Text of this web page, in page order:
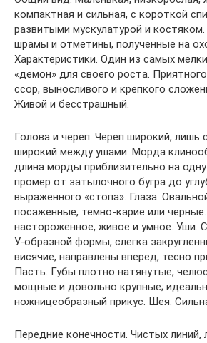
компактная и сильная, с короткой
развитыми мускулатурой и
шрамы и отметины, полученные на
Характеристики. Один из самых
«демон» для своего роста.
ссор, выносливого и крепкого
Живой и бесстрашный.
Голова и череп. Череп широкий, лишь
широкий между ушами. Морда
длина морды приблизительно на
промер от затылочного бугра до
выраженного «стопа». Глаза.
посаженные, темно-карие или
настороженное, живое и умное. Уши.
У-образной формы, слегка
висячие, направлены вперед, тесно
Пасть. Губы плотно натянутые,
мощные и довольно крупные;
ножницеобразный прикус. Шея.
Передние конечности. Чистых линий,